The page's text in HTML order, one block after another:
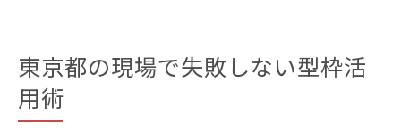
東京都の現場で失敗しない型枠活
用術